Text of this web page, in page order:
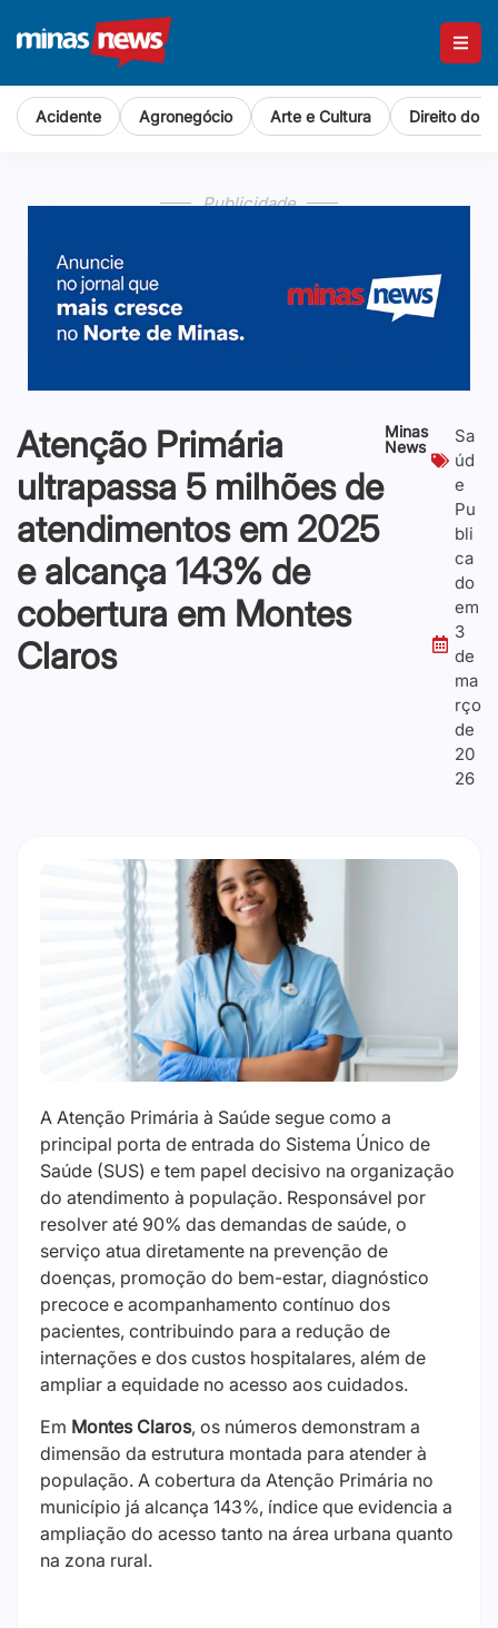
Acidente Agronegócio Arte e Cultura Direito do
Publicidade
Minas
News
Sa
úd
e
Pu
bli
ca
do
em
3
de
ma
rço
de
20
26
Atenção Primária
ultrapassa 5 milhões de
atendimentos em 2025
e alcança 143% de
cobertura em Montes
Claros
A Atenção Primária à Saúde segue como a
principal porta de entrada do Sistema Único de
Saúde (SUS) e tem papel decisivo na organização
do atendimento à população. Responsável por
resolver até 90% das demandas de saúde, o
serviço atua diretamente na prevenção de
doenças, promoção do bem-estar, diagnóstico
precoce e acompanhamento contínuo dos
pacientes, contribuindo para a redução de
internações e dos custos hospitalares, além de
ampliar a equidade no acesso aos cuidados.
Em Montes Claros, os números demonstram a
dimensão da estrutura montada para atender à
população. A cobertura da Atenção Primária no
município já alcança 143%, índice que evidencia a
ampliação do acesso tanto na área urbana quanto
na zona rural.